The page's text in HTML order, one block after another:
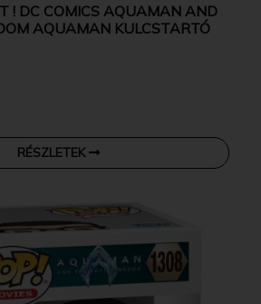
! DC COMICS AQUAMAN AND
AQUAMAN KULCSTARTÓ
RÉSZLETEK